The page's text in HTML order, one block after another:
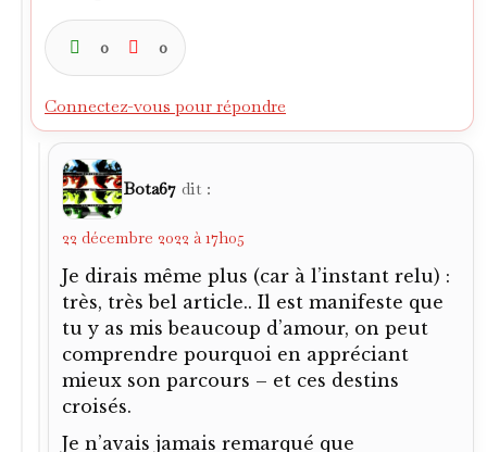
l’Emiliano : son équipe de D2 n’eût pas
démérité de l’emporter (ça se joua à
extrêmement peu), et d’affronter l’Ajax en
La finale Ajax-Torino en 92, ça oui je
savais que c’était lui..et merci de me
raviver qu’il y avait eu une décision
effectivement litigieuse.
0
Verano82 dit :